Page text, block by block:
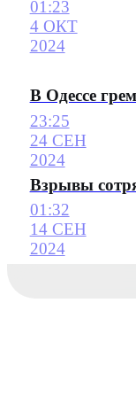
01:23
4 ОКТ
2024
В Одессе
23:25
24 СЕН
2024
Взрывы
01:32
14 СЕН
2024